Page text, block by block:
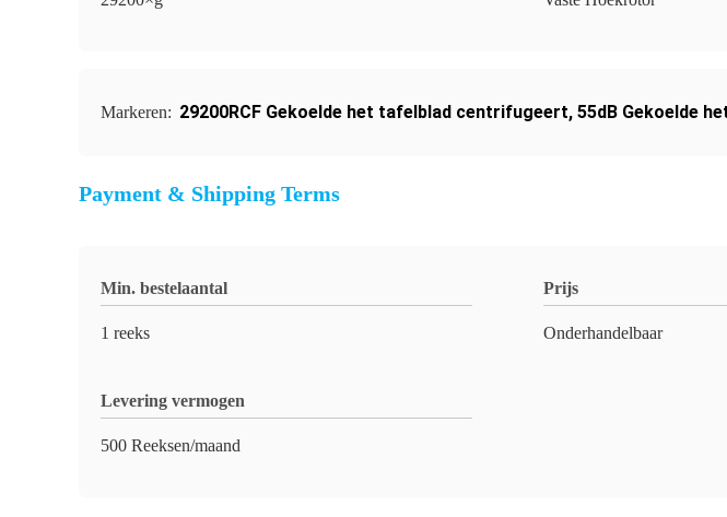
Markeren: 29200RCF Gekoelde het tafelblad centrifugeert, 55dB Gekoelde
Payment & Shipping Terms
Min. bestelaantal
1 reeks
Prijs
Onderhandelbaar
Levering vermogen
500 Reeksen/maand